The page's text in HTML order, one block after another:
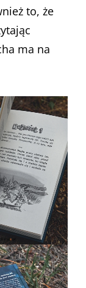
to, że
ma na